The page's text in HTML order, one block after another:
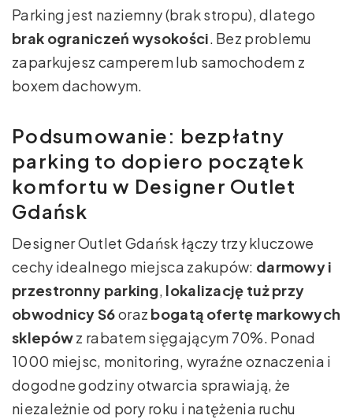
Parking jest naziemny (brak stropu), dlatego
brak ograniczeń wysokości. Bez problemu
zaparkujesz camperem lub samochodem z
boxem dachowym.
Podsumowanie: bezpłatny
parking to dopiero początek
komfortu w Designer Outlet
Gdańsk
Designer Outlet Gdańsk łączy trzy kluczowe
cechy idealnego miejsca zakupów: darmowy i
przestronny parking, lokalizację tuż przy
obwodnicy S6oraz bogatą ofertę markowych
sklepówz rabatem sięgającym 70%. Ponad
1000 miejsc, monitoring, wyraźne oznaczenia i
dogodne godziny otwarcia sprawiają, że
niezależnie od pory roku i natężenia ruchu